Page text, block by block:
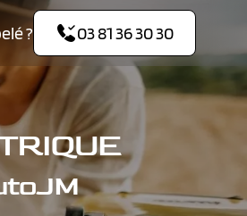
? 03 81 36 30 30